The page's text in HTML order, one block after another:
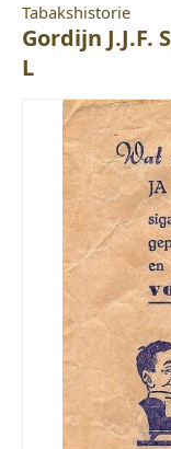
Tabakshistorie
Gordijn J.J.F.
L